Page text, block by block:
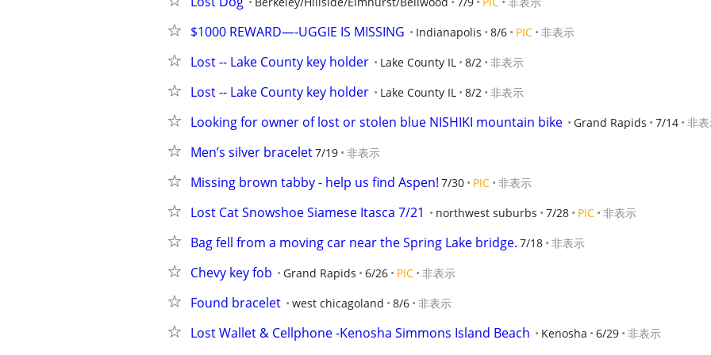
$1000 REWARD—-UGGIE IS MISSING Indianapolis 8/6 PIC 非表示
Lost -- Lake County key holder Lake County IL 8/2 非表示
Lost -- Lake County key holder Lake County IL 8/2 非表示
Looking for owner of lost or stolen blue NISHIKI mountain bike Grand Rapids 7/14 非
Men’s silver bracelet7/19 非表示
Missing brown tabby - help us find Aspen! 7/30 PIC 非表示
Lost Cat Snowshoe Siamese Itasca 7/21 northwest suburbs 7/28 PIC 非表示
Bag fell from a moving car near the Spring Lake bridge. 7/18 非表示
Chevy key fob Grand Rapids 6/26 PIC 非表示
Found bracelet west chicagoland 8/6 非表示
Lost Wallet & Cellphone -Kenosha Simmons Island Beach Kenosha 6/29 非表示